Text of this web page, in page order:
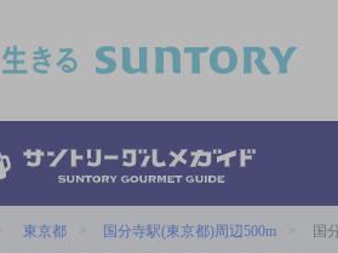
東京都 国分寺駅(東京都)周辺500m 国